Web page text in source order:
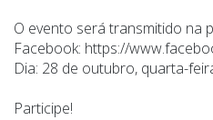
O evento será transmitido na
Facebook: https://
Dia: 28 de outubro, quarta-
Participe!